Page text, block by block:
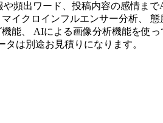
頻出ワード、投稿内容の感情ま
イクロインフルエンサー分析、
能、 AIによる画像分析機能を使
は別途お見積りになります。